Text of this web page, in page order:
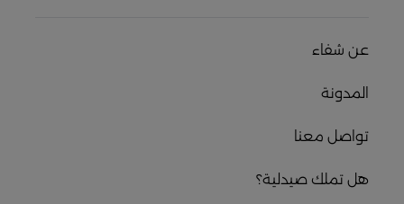
عن شفاء
المدونة
تواصل معنا
هل تملك صيدلية؟